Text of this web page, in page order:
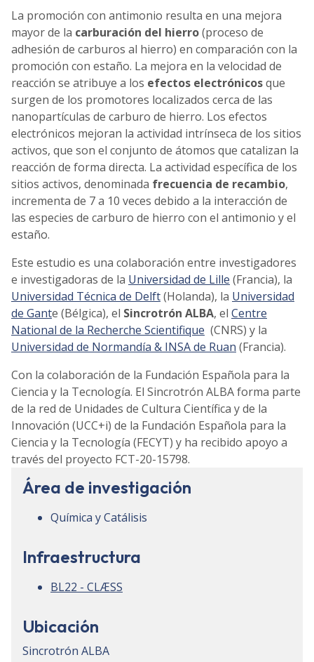
La promoción con antimonio resulta en una mejora
mayor de la carburación del hierro(proceso de
adhesión de carburos al hierro) en comparación con la
promoción con estaño. La mejora en la velocidad de
reacción se atribuye a los efectos electrónicosque
surgen de los promotores localizados cerca de las
nanopartículas de carburo de hierro. Los efectos
electrónicos mejoran la actividad intrínseca de los sitios
activos, que son el conjunto de átomos que catalizan la
reacción de forma directa. La actividad específica de los
sitios activos, denominada frecuencia de recambio,
incrementa de 7 a 10 veces debido a la interacción de
las especies de carburo de hierro con el antimonio y el
estaño.
Este estudio es una colaboración entre investigadores
e investigadoras de la Universidad de Lille (Francia), la
Universidad Técnica de Delft(Holanda), la Universidad
de Gante (Bélgica), el Sincrotrón ALBA, el Centre
National de la Recherche Scientifique (CNRS) y la
Universidad de Normandía & INSA de Ruan (Francia).
Con la colaboración de la Fundación Española para la
Ciencia y la Tecnología. El Sincrotrón ALBA forma parte
de la red de Unidades de Cultura Científica y de la
Innovación (UCC+i) de la Fundación Española para la
Ciencia y la Tecnología (FECYT) y ha recibido apoyo a
través del proyecto FCT-20-15798.
Área de investigación
Química y Catálisis
Infraestructura
BL22 - CLÆSS
Ubicación
Sincrotrón ALBA